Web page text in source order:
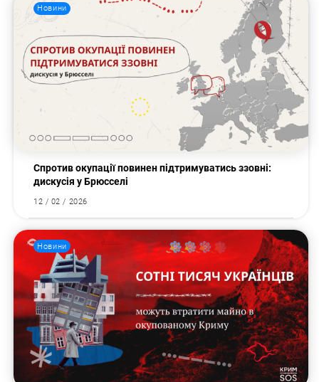
Новини
Спротив окупації повинен підтримуватись ззовні:
дискусія у Брюсселі
12 / 02 / 2026
Новини